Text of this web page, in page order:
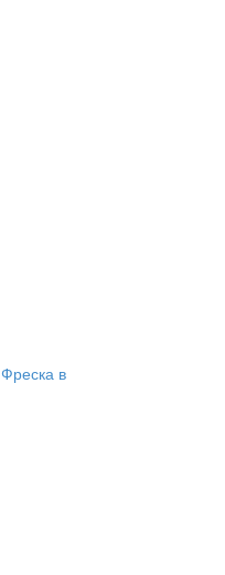
Фреска в